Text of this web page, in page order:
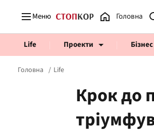
Меню Головна
Life Проекти Бізнес
Головна Life
Крок до